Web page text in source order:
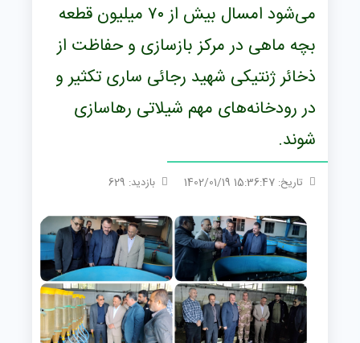
می‌شود امسال بیش از ۷۰ میلیون قطعه
بچه ماهی در مرکز بازسازی و حفاظت از
ذخائر ژنتیکی شهید رجائی ساری تکثیر و
در رودخانه‌های مهم شیلاتی رهاسازی
شوند.
تاریخ: 15:36:47 1402/01/19 بازدید: 629